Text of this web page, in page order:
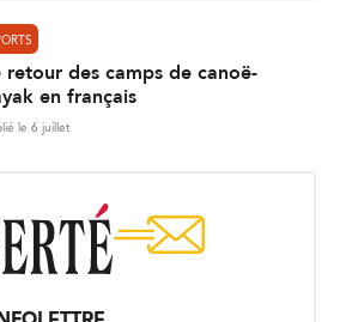
retour des camps de canoë-
en français
le 6 juillet